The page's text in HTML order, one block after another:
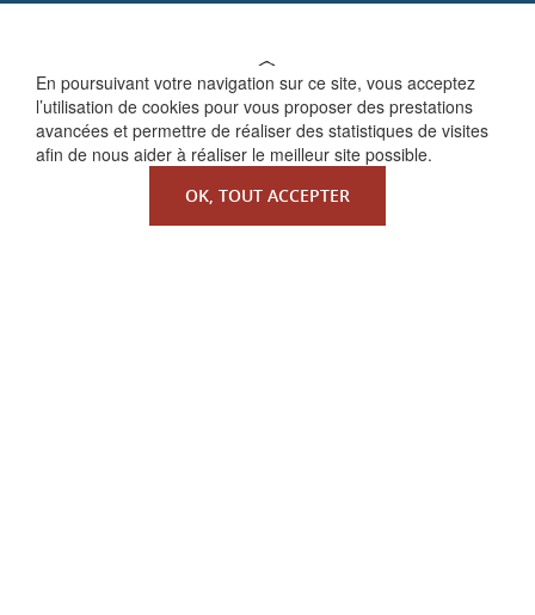
En poursuivant votre navigation sur ce site, vous acceptez
l’utilisation de cookies pour vous proposer des prestations
avancées et permettre de réaliser des statistiques de visites
afin de nous aider à réaliser le meilleur site possible.
OK, TOUT ACCEPTER